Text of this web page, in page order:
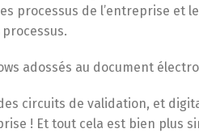
processus de l’entreprise et
adossés au document
circuits de validation, et
! Et tout cela est bien plus